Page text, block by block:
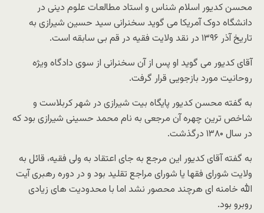
محسن کدیور اسلام شناس و استاد مطالعات علوم دینی در
دانشگاه دوک آمریکا می گوید سخنرانی سید حسین شیرازی به
تاریخ آذر ۱۳۹۶ در نقد ولایت فقیه در قم بی سابقه است.
آقای کدیور می گوید او پس از آن سخنرانی از سوی دادگاه ویژه
روحانیت مورد بازجویی قرار گرفت.
به گفته محسن کدیور پایگاه بیت شیرازی در شهر کربلاست و
شاخص ترین چهره آن مرجعی به نام محمد حسینی شیرازی بود که
در سال ۱۳۸۰ درگذشت.
به گفته آقای کدیور این مرجع به جای اعتقاد به ولی فقیه، قائل به
ولایت شورای فقها یا شورای مراجع تقلید بود و در دوره رهبری آیت
الله خامنه ای هرچند محصور نشد اما با محدودیت های زیادی
روبرو بود.